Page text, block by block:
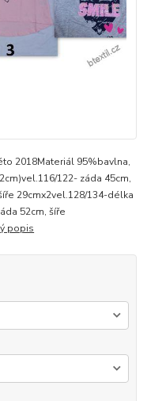
2018Materiál 95%bavlna,
122- záda 45cm,
29cmx2vel.128/134-délka
52cm, šíře
popis